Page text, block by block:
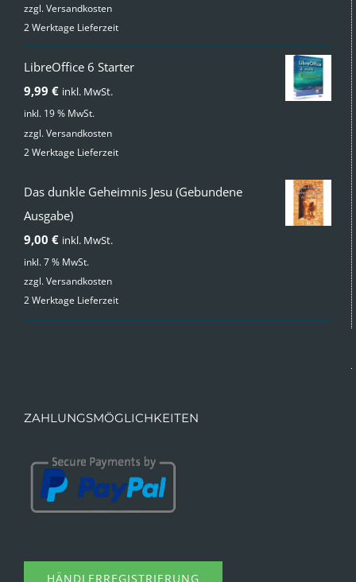
zzgl.Versandkosten
2 Werktage Lieferzeit
LibreOffice 6 Starter
9,99 € inkl. MwSt.
inkl. 19 % MwSt.
zzgl.Versandkosten
2 Werktage Lieferzeit
Das dunkle Geheimnis Jesu (Gebundene
Ausgabe)
9,00 € inkl. MwSt.
inkl. 7 % MwSt.
zzgl.Versandkosten
2 Werktage Lieferzeit
ZAHLUNGSMÖGLICHKEITEN
HÄNDLERREGISTRIERUNG